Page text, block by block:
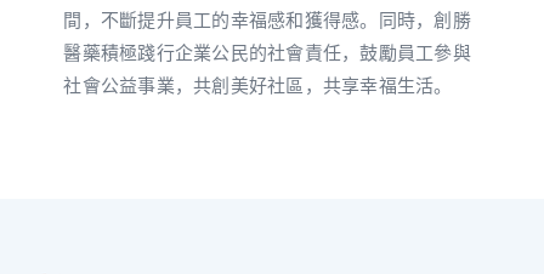
間，不斷提升員工的幸福感和獲得感。同時，創勝
醫藥積極踐行企業公民的社會責任，鼓勵員工參與
社會公益事業，共創美好社區，共享幸福生活。